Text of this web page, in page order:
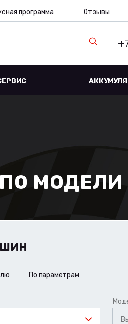
программа Отзывы
МОДЕЛИ
ШИН
По параметрам